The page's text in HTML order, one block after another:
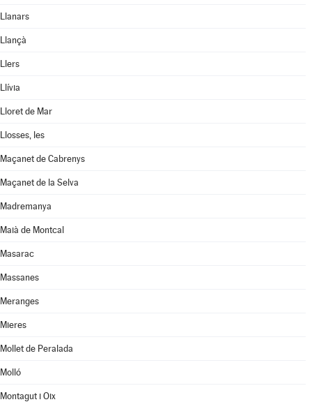
Llanars
Llançà
Llers
Llívia
Lloret de Mar
Llosses, les
Maçanet de Cabrenys
Maçanet de la Selva
Madremanya
Maià de Montcal
Masarac
Massanes
Meranges
Mieres
Mollet de Peralada
Molló
Montagut i Oix